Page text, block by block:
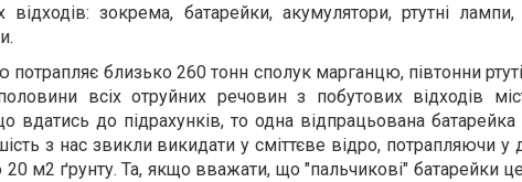
відходів: зокрема, батарейки, акумулятори, ртутні
близько 260 тонн сполук марганцю, півтонни ртуті
всіх отруйних речовин з побутових відходів
вдатись до підрахунків, то одна відпрацьована
з нас звикли викидати у сміттєве відро, потрапляючи у
м2 ґрунту. Та, якщо вважати, що "пальчикові" батарейки